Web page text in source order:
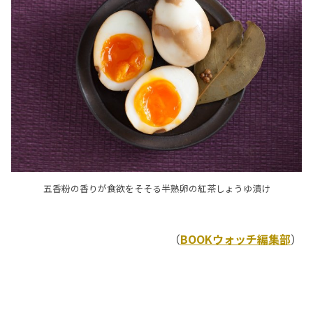
五香粉の香りが食欲をそそる半熟卵の紅茶しょうゆ漬け
（BOOKウォッチ編集部）